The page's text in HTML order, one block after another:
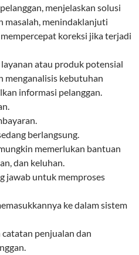
menjelaskan solusi
masalah, menindaklanjuti
koreksi jika terjadi
atau produk potensial
menganalisis kebutuhan
informasi pelanggan.
berlangsung.
memerlukan bantuan
dan keluhan.
jawab untuk memproses
ke dalam sistem
penjualan dan